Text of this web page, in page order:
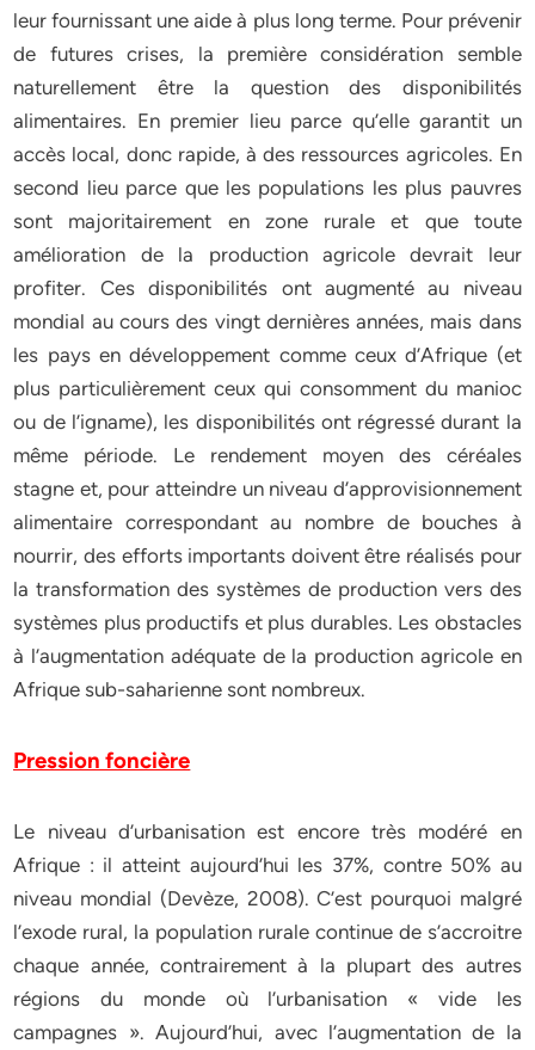
leur fournissant une aide à plus long terme. Pour prévenir
de futures crises, la première considération semble
naturellement être la question des disponibilités
alimentaires. En premier lieu parce qu’elle garantit un
accès local, donc rapide, à des ressources agricoles. En
second lieu parce que les populations les plus pauvres
sont majoritairement en zone rurale et que toute
amélioration de la production agricole devrait leur
profiter. Ces disponibilités ont augmenté au niveau
mondial au cours des vingt dernières années, mais dans
les pays en développement comme ceux d’Afrique (et
plus particulièrement ceux qui consomment du manioc
ou de l’igname), les disponibilités ont régressé durant la
même période. Le rendement moyen des céréales
stagne et, pour atteindre un niveau d’approvisionnement
alimentaire correspondant au nombre de bouches à
nourrir, des efforts importants doivent être réalisés pour
la transformation des systèmes de production vers des
systèmes plus productifs et plus durables. Les obstacles
à l’augmentation adéquate de la production agricole en
Afrique sub-saharienne sont nombreux.
Pression foncière
Le niveau d’urbanisation est encore très modéré en
Afrique : il atteint aujourd’hui les 37%, contre 50% au
niveau mondial (Devèze, 2008). C’est pourquoi malgré
l’exode rural, la population rurale continue de s’accroitre
chaque année, contrairement à la plupart des autres
régions du monde où l’urbanisation « vide les
campagnes ». Aujourd’hui, avec l’augmentation de la